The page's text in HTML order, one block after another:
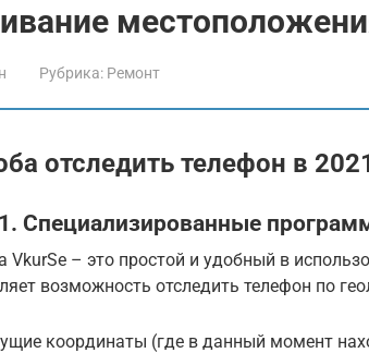
Рубрика: Ремонт
отследить телефон в
Специализированные
VkurSe – это простой и удобный в
возможность отследить телефон по
координаты (где в данный момент